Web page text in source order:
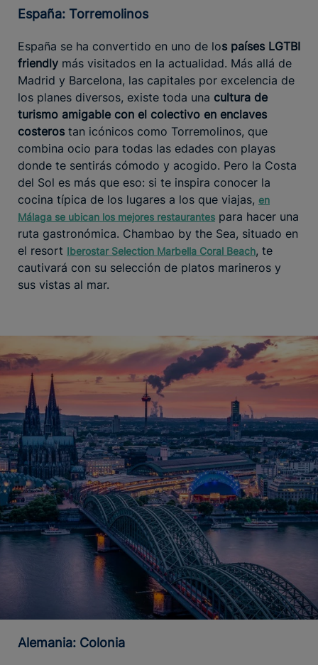
España: Torremolinos
España se ha convertido en uno de los países LGTBI
friendly más visitados en la actualidad. Más allá de
Madrid y Barcelona, las capitales por excelencia de
los planes diversos, existe toda una cultura de
turismo amigable con el colectivo en enclaves
costeros tan icónicos como Torremolinos, que
combina ocio para todas las edades con playas
donde te sentirás cómodo y acogido. Pero la Costa
del Sol es más que eso: si te inspira conocer la
cocina típica de los lugares a los que viajas, en
Málaga se ubican los mejores restaurantes para hacer una
ruta gastronómica. Chambao by the Sea, situado en
el resort Iberostar Selection Marbella Coral Beach, te
cautivará con su selección de platos marineros y
sus vistas al mar.
Alemania: Colonia